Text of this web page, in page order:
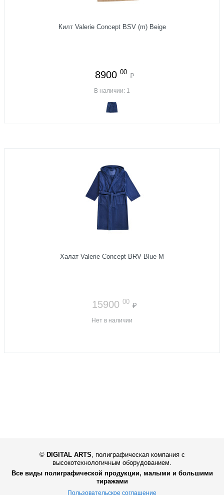
Килт Valerie Concept BSV (m) Beige
8900 00 ₽
В наличии: 1
Халат Valerie Concept BRV Blue M
15900 00 ₽
Нет в наличии
© DIGITAL ARTS
полиграфическая компания с
высокотехнологичным оборудованием.
Все виды полиграфической продукции, малыми и большими
тиражами
Пользовательское соглашение